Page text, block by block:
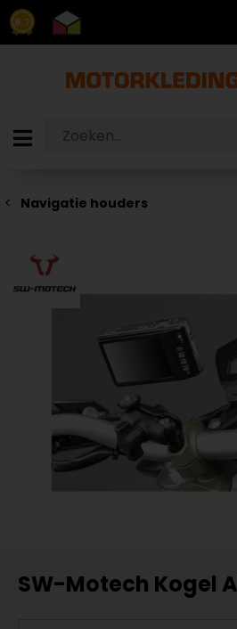
8.7
Navigatie houders
SW-Motech Kogel